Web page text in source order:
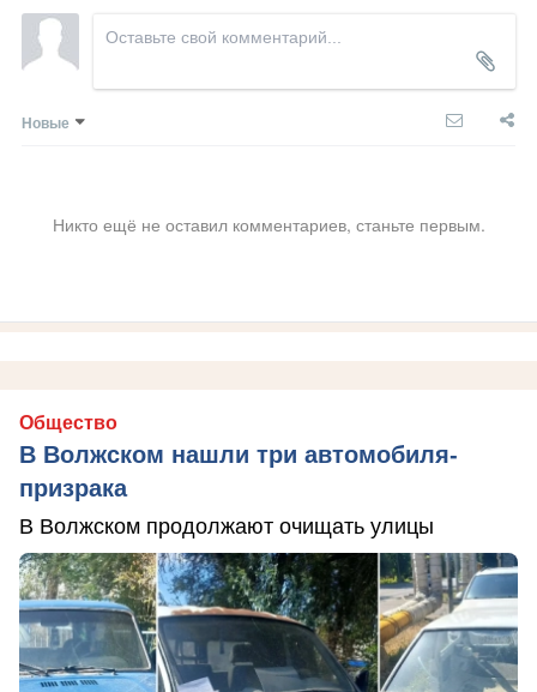
Новые
Никто ещё не оставил комментариев, станьте первым.
Общество
В Волжском нашли три автомобиля-
призрака
В Волжском продолжают очищать улицы